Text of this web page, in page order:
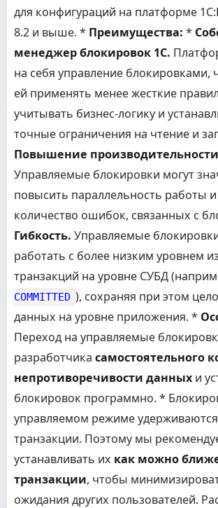
для конфигураций на платформе
8.2 и выше. * Преимущества: *
менеджер блокировок 1С.
на себя управление блокировками,
ей применять менее жесткие
учитывать бизнес-логику и
точные ограничения на чтение и
Повышение
Управляемые блокировки могут
повысить параллельность работы
количество ошибок, связанных с
Гибкость. Управляемые
работать с более низким уровнем
транзакций на уровне СУБД
COMMITTED ), сохраняя при этом
данных на уровне приложения. *
Переход на управляемые
разработчика самостоятельного
непротиворечивости данных и
блокировок программно. *
управляемом режиме
транзакции. Поэтому мы
устанавливать их как можно
транзакции, чтобы
ожидания других пользователей.